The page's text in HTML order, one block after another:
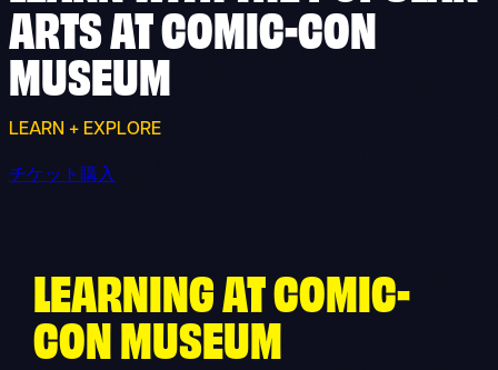
ARTS AT COMIC-CON
MUSEUM
LEARN + EXPLORE
チケット購入
LEARNING AT COMIC-
CON MUSEUM